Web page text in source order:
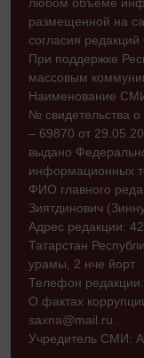
любом объеме
размещенной на
согласия
При поддержке
массовым
Наименование
№ свидетельства
– 69870 от
выдано
информационных
ФИО главного
Зиятдинович
Адрес редакции:
Татарстан
урамы, 2 нче йорт
Телефон
О фактах
saxna@mail.ru.
Учредитель СМИ: